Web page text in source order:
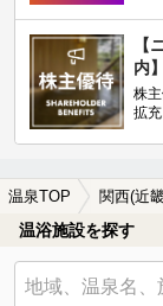
【
内】
株
拡
温泉TOP 関西(近
温浴施設を探す